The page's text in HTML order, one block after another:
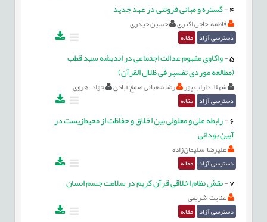
4
-گستره و مبانی فروتنی در عهد جدید
فاطمه حاجی اکبری حسین حیدری
دسترسی آزاد مقاله
5
-واکاوی مفهوم عدالت اجتماعی در اندیشه سید قطب
(مطالعه موردی تفسیر فی ظلال القرآن)
شهلا داراب پور رضا شعبانی صمغ آبادی جواد هروی
دسترسی آزاد مقاله
6
-رابطه علی و معلولی بین اخلاق و حفاظت از محیط‌زیست در
آیین بودائی
علیرضا سلیمان‌زاده
دسترسی آزاد مقاله
7
-نقش نظام اخلاقی قرآن کریم در سلامت جسم انسان
عنایت شریفی
دسترسی آزاد مقاله